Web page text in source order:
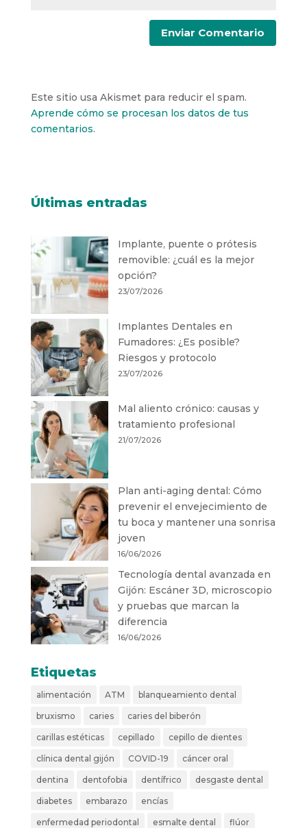
Este sitio usa Akismet para reducir el spam.
Aprende cómo se procesan los datos de tus
comentarios.
Últimas entradas
Implante, puente o prótesis
removible: ¿cuál es la mejor
opción?
23/07/2026
Implantes Dentales en
Fumadores: ¿Es posible?
Riesgos y protocolo
23/07/2026
Mal aliento crónico: causas y
tratamiento profesional
21/07/2026
Plan anti-aging dental: Cómo
prevenir el envejecimiento de
tu boca y mantener una sonrisa
joven
16/06/2026
Tecnología dental avanzada en
Gijón: Escáner 3D, microscopio
y pruebas que marcan la
diferencia
16/06/2026
Etiquetas
alimentación ATM blanqueamiento dental
bruxismo caries caries del biberón
carillas estéticas cepillado cepillo de dientes
clínica dental gijón COVID-19 cáncer oral
dentina dentofobia dentífrico desgaste dental
diabetes embarazo encías
enfermedad periodontal esmalte dental flúor